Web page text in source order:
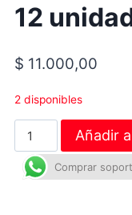
12
$ 11.000,00
2 disponibles
Añadir
Comprar